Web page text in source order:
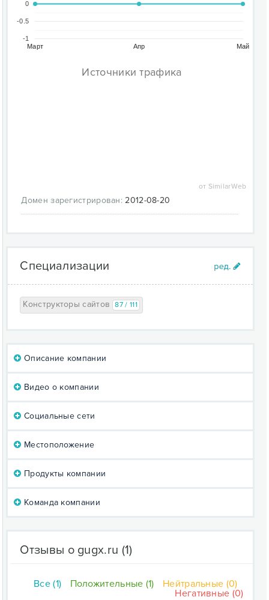
Март Апр Май
-1
-0.5
0
Источники трафика
от SimilarWeb
Домен зарегистрирован: 2012-08-20
Специализации
Конструкторы сайтов 87 / 111
Описание компании
Видео о компании
Социальные сети
Местоположение
Продукты компании
Команда компании
Отзывы о gugx.ru (1)
Все (1) Положительные (1)
Нейтральные (0)
Негативные (0)